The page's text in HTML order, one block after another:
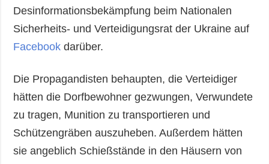
Desinformationsbekämpfung beim Nationalen
Sicherheits- und Verteidigungsrat der Ukraine auf
Facebook darüber.
Die Propagandisten behaupten, die Verteidiger
hätten die Dorfbewohner gezwungen, Verwundete
zu tragen, Munition zu transportieren und
Schützengräben auszuheben. Außerdem hätten
sie angeblich Schießstände in den Häusern von